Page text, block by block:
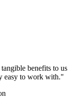
benefits to us
easy to work with."